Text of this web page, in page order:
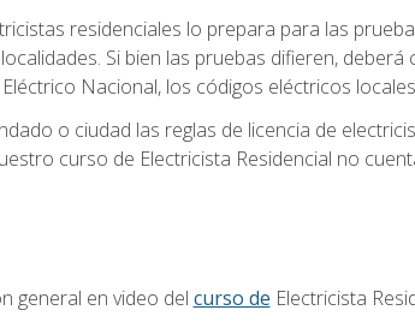
residenciales lo prepara para las
Si bien las pruebas difieren,
Nacional, los códigos eléctricos
o ciudad las reglas de licencia de
curso de Electricista Residencial no
general en video del curso de Electricista